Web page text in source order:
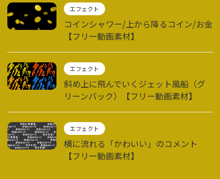
エフェクト
コインシャワー/上から降るコイン/お金
【フリー動画素材】
エフェクト
斜め上に飛んでいくジェット風船（グ
リーンバック）【フリー動画素材】
エフェクト
横に流れる「かわいい」のコメント
【フリー動画素材】